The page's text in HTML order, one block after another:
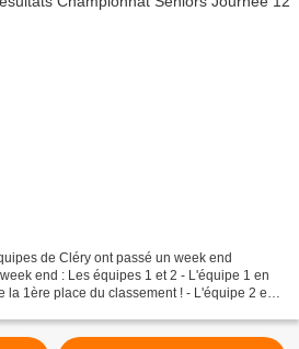
de Cléry ont passé un week end
end : Les équipes 1 et 2 - L'équipe 1 en
la 1ère place du classement ! - L'équipe 2 en